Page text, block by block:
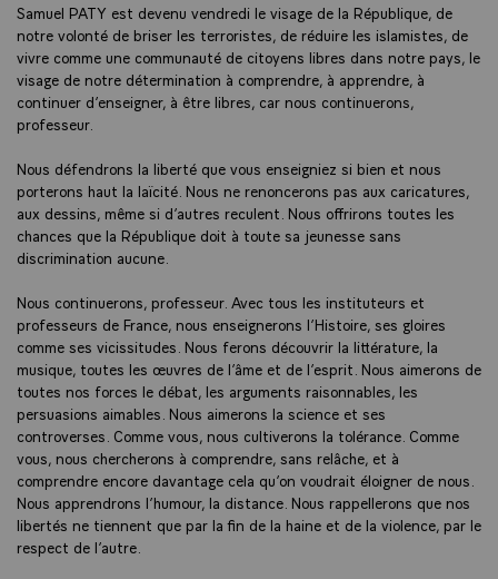
Samuel PATY est devenu vendredi le visage de la République, de
notre volonté de briser les terroristes, de réduire les islamistes, de
vivre comme une communauté de citoyens libres dans notre pays, le
visage de notre détermination à comprendre, à apprendre, à
continuer d’enseigner, à être libres, car nous continuerons,
professeur.
Nous défendrons la liberté que vous enseigniez si bien et nous
porterons haut la laïcité. Nous ne renoncerons pas aux caricatures,
aux dessins, même si d’autres reculent. Nous offrirons toutes les
chances que la République doit à toute sa jeunesse sans
discrimination aucune.
Nous continuerons, professeur. Avec tous les instituteurs et
professeurs de France, nous enseignerons l’Histoire, ses gloires
comme ses vicissitudes. Nous ferons découvrir la littérature, la
musique, toutes les œuvres de l’âme et de l’esprit. Nous aimerons de
toutes nos forces le débat, les arguments raisonnables, les
persuasions aimables. Nous aimerons la science et ses
controverses. Comme vous, nous cultiverons la tolérance. Comme
vous, nous chercherons à comprendre, sans relâche, et à
comprendre encore davantage cela qu’on voudrait éloigner de nous.
Nous apprendrons l’humour, la distance. Nous rappellerons que nos
libertés ne tiennent que par la fin de la haine et de la violence, par le
respect de l’autre.